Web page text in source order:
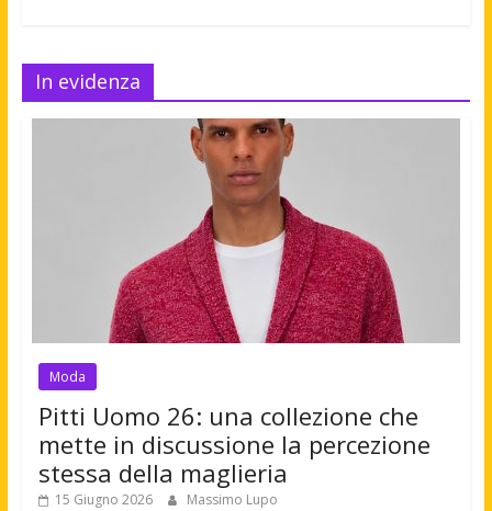
In evidenza
Moda
Pitti Uomo 26: una collezione che
mette in discussione la percezione
stessa della maglieria
15 Giugno 2026 Massimo Lupo